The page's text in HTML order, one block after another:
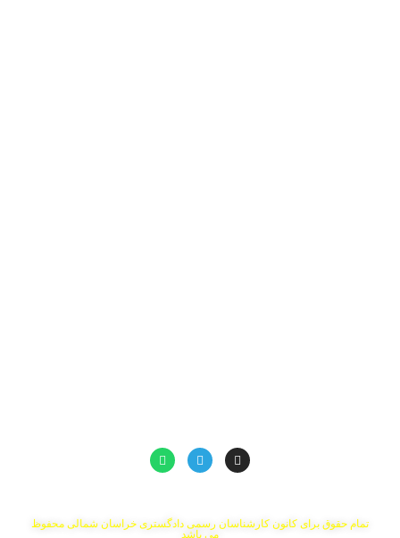
تمام حقوق برای کانون کارشناسان رسمی دادگستری خراسان شمالی محفوظ
می باشد